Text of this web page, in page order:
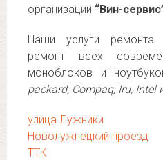
организации “Вин-
Наши услуги ремонта
ремонт всех
моноблоков и
packard, Compaq, Iru, Intel
улица Лужники
Новолужнецкий проезд
ТТК